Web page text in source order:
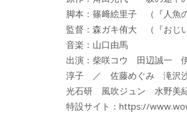
脚本：篠﨑絵里子 （『人魚
監督：森ガキ侑大 （『おじ
音楽：山口由馬
出演：柴咲コウ 田辺誠
淳子 ／ 佐藤めぐみ 滝沢
光石研 風吹ジュン 水野美
特設サイト：https://